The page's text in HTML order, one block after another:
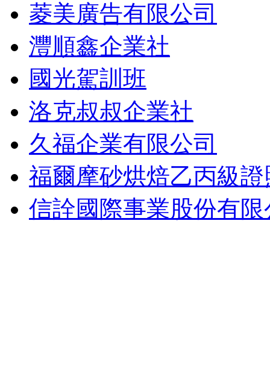
菱美廣告有限公司
灃順鑫企業社
國光駕訓班
洛克叔叔企業社
久福企業有限公司
福爾摩砂烘焙乙丙級
信詮國際事業股份有限